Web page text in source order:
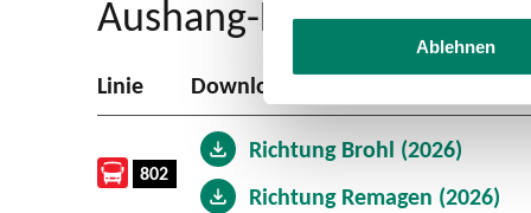
Ablehnen
Aushang-Fahrpläne
Linie Download
802
Richtung Brohl (2026)
Richtung Remagen (2026)